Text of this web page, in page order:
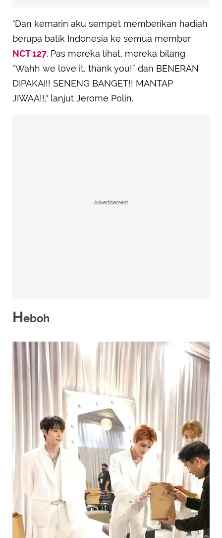
"Dan kemarin aku sempet memberikan hadiah
berupa batik Indonesia ke semua member
NCT 127. Pas mereka lihat, mereka bilang
“Wahh we love it, thank you!” dan BENERAN
DIPAKAI!! SENENG BANGET!! MANTAP
JIWAA!!," lanjut Jerome Polin.
Advertisement
Heboh